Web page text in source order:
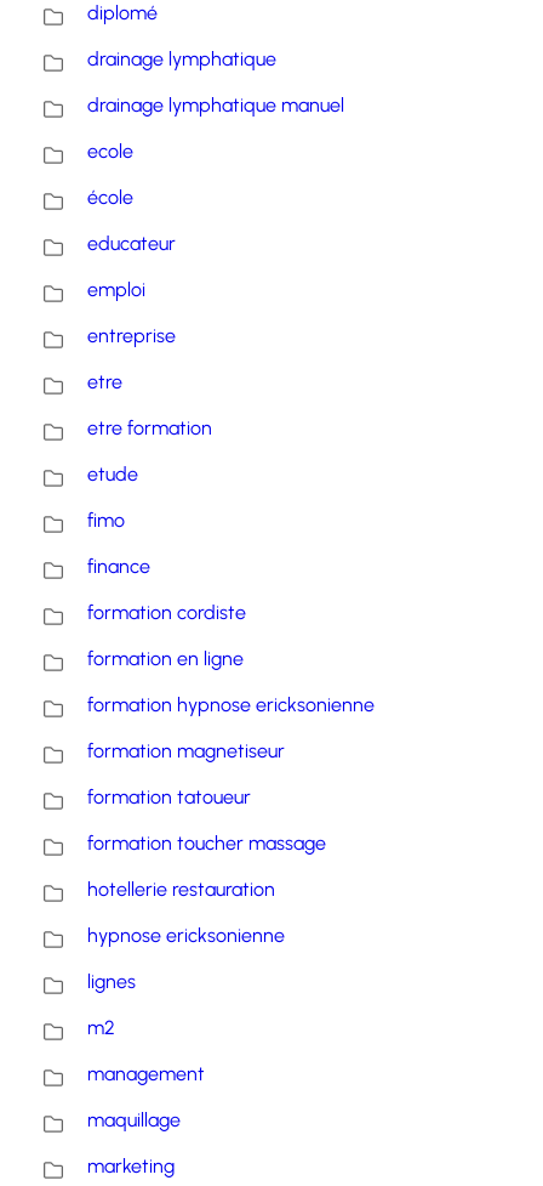
diplomé
drainage lymphatique
drainage lymphatique manuel
ecole
école
educateur
emploi
entreprise
etre
etre formation
etude
fimo
finance
formation cordiste
formation en ligne
formation hypnose ericksonienne
formation magnetiseur
formation tatoueur
formation toucher massage
hotellerie restauration
hypnose ericksonienne
lignes
m2
management
maquillage
marketing